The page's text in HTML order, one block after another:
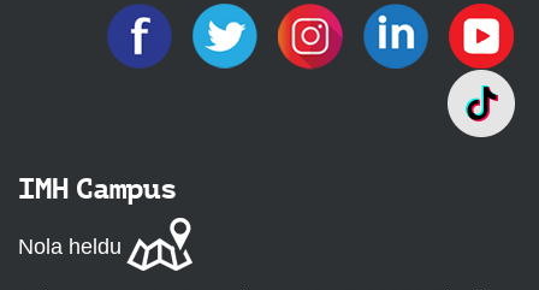
IMH Campus
Nola heldu